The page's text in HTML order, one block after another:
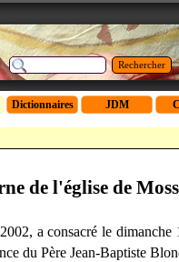
Rechercher
Dictionnaires JDM
de l'église de
a consacré le
du Père Jean-Baptiste